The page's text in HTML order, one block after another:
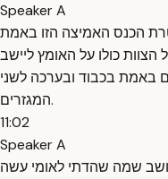
Speaker A
הכנס האמיצה הזו באמת
כולו על האומץ ליישב
באמת בכבוד ובערכה לשני
המגזרים.
11:02
Speaker A
שמה שהדתי לאומי עשה